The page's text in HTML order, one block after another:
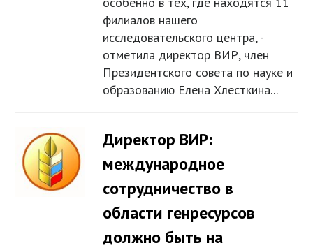
филиалов нашего
исследовательского центра, -
отметила директор ВИР, член
Президентского совета по науке и
образованию Елена Хлесткина...
Директор ВИР:
международное
сотрудничество в
области генресурсов
должно быть на